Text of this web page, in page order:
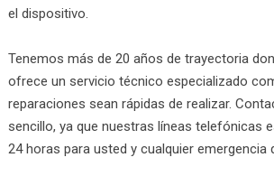
el dispositivo.
Tenemos más de 20 años de trayectoria
ofrece un servicio técnico especializado
reparaciones sean rápidas de realizar.
sencillo, ya que nuestras líneas telefónicas
24 horas para usted y cualquier emergencia